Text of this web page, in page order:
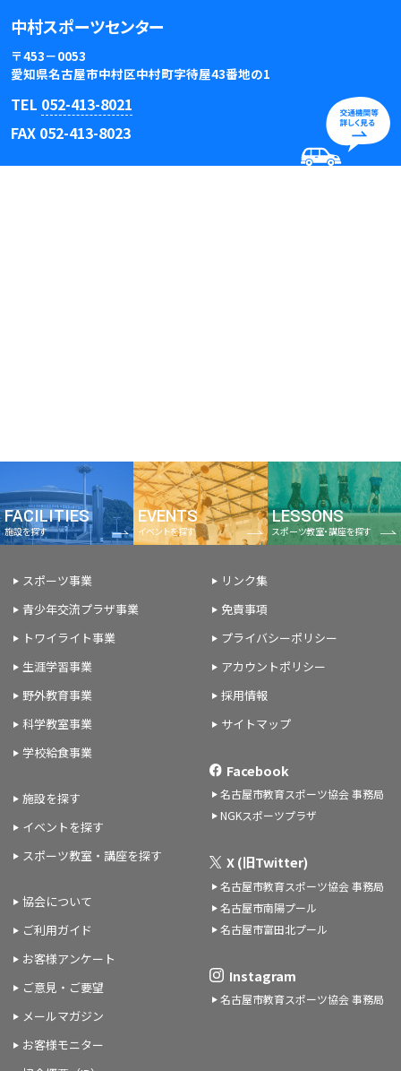
中村スポーツセンター
〒453－0053
愛知県名古屋市中村区中村町字待屋43番地の1
TEL 052-413-8021
FAX 052-413-8023
FACILITIES
施設を探す
EVENTS
イベントを探す
LESSONS
スポーツ教室・講座を探す
スポーツ事業
青少年交流プラザ事業
トワイライト事業
生涯学習事業
野外教育事業
科学教室事業
学校給食事業
施設を探す
イベントを探す
スポーツ教室・講座を探す
協会について
ご利用ガイド
お客様アンケート
ご意見・ご要望
メールマガジン
お客様モニター
リンク集
免責事項
プライバシーポリシー
アカウントポリシー
採用情報
サイトマップ
Facebook
名古屋市教育スポーツ協会 事務局
NGKスポーツプラザ
X (旧Twitter)
名古屋市教育スポーツ協会 事務局
名古屋市南陽プール
名古屋市富田北プール
Instagram
名古屋市教育スポーツ協会 事務局